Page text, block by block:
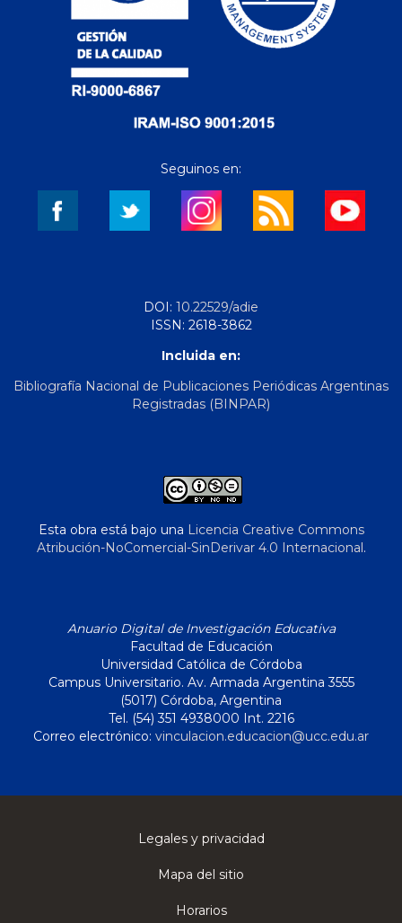
Seguinos en:
DOI: 10.22529/adie
ISSN: 2618-3862
Incluida en:
Bibliografía Nacional de Publicaciones Periódicas Argentinas
Registradas (BINPAR)
Esta obra está bajo una Licencia Creative Commons
Atribución-NoComercial-SinDerivar 4.0 Internacional.
Anuario Digital de Investigación Educativa
Facultad de Educación
Universidad Católica de Córdoba
Campus Universitario. Av. Armada Argentina 3555
(5017) Córdoba, Argentina
Tel. (54) 351 4938000 Int. 2216
Correo electrónico: vinculacion.educacion@ucc.edu.ar
Legales y privacidad
Mapa del sitio
Horarios